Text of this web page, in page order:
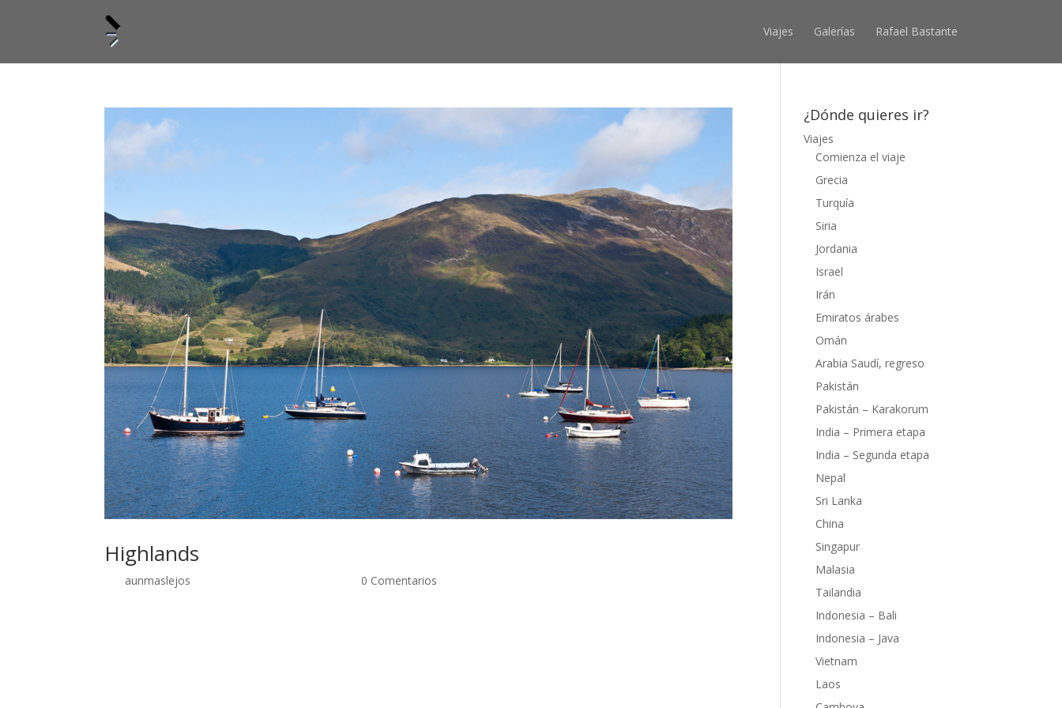
Viajes Galerías Rafael Bastante
Highlands
aunmaslejos 0 Comentarios
¿Dónde quieres ir?
Viajes
Comienza el viaje
Grecia
Turquía
Siria
Jordania
Israel
Irán
Emiratos árabes
Omán
Arabia Saudí, regreso
Pakistán
Pakistán – Karakorum
India – Primera etapa
India – Segunda etapa
Nepal
Sri Lanka
China
Singapur
Malasia
Tailandia
Indonesia – Bali
Indonesia – Java
Vietnam
Laos